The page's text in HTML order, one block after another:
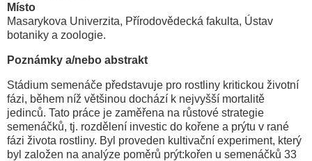
Místo
Masarykova Univerzita, Přírodovědecká fakulta, Ústav
botaniky a zoologie.
Poznámky a/nebo abstrakt
Stádium semenáče představuje pro rostliny kritickou životní
fázi, během níž většinou dochází k nejvyšší mortalitě
jedinců. Tato práce je zaměřena na růstové strategie
semenáčků, tj. rozdělení investic do kořene a prýtu v rané
fázi života rostliny. Byl proveden kultivační experiment, který
byl založen na analýze poměrů prýt:kořen u semenáčků 33